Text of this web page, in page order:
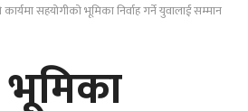
कार्यमा सहयोगीको भूमिका निर्वाह गर्ने युवालाई सम्मान
भूमिका